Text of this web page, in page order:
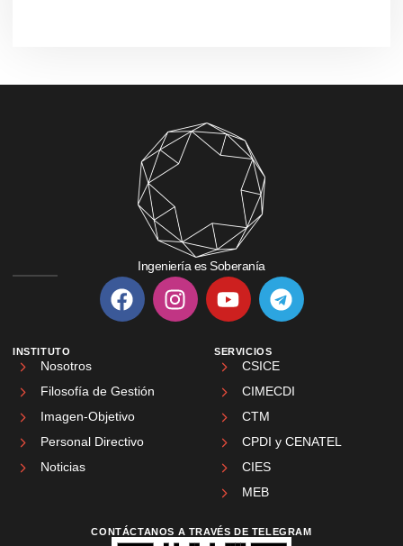
Ingeniería es Soberanía
INSTITUTO
Nosotros
Filosofía de Gestión
Imagen-Objetivo
Personal Directivo
Noticias
SERVICIOS
CSICE
CIMECDI
CTM
CPDI y CENATEL
CIES
MEB
CONTÁCTANOS A TRAVÉS DE TELEGRAM